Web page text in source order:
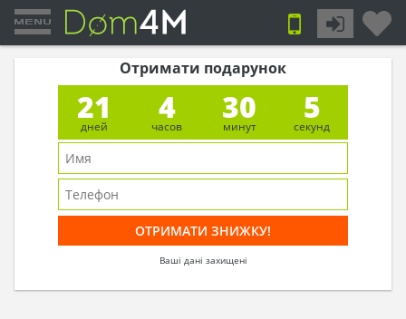
Отримати подарунок
21
дней
4
часов
30
минут
4
секунд
Ваші дані захищені